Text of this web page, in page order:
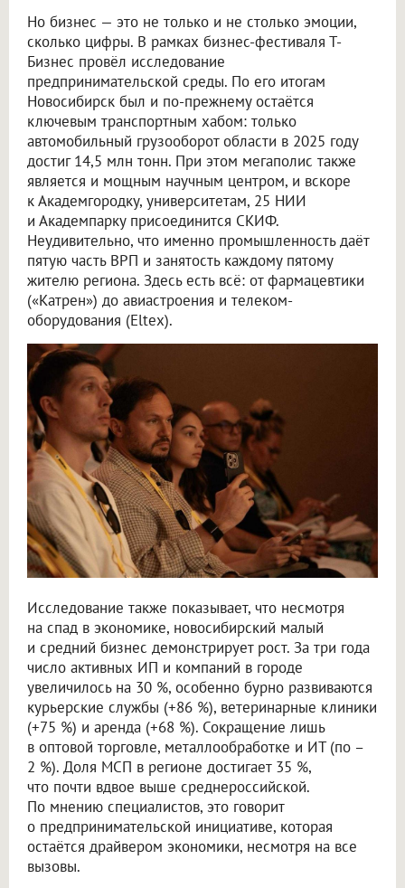
Но бизнес — это не только и не столько эмоции,
сколько цифры. В рамках бизнес-фестиваля Т-
Бизнес провёл исследование
предпринимательской среды. По его итогам
Новосибирск был и по-прежнему остаётся
ключевым транспортным хабом: только
автомобильный грузооборот области в 2025 году
достиг 14,5 млн тонн. При этом мегаполис также
является и мощным научным центром, и вскоре
к Академгородку, университетам, 25 НИИ
и Академпарку присоединится СКИФ.
Неудивительно, что именно промышленность даёт
пятую часть ВРП и занятость каждому пятому
жителю региона. Здесь есть всё: от фармацевтики
(«Катрен») до авиастроения и телеком-
оборудования (Eltex).
Исследование также показывает, что несмотря
на спад в экономике, новосибирский малый
и средний бизнес демонстрирует рост. За три года
число активных ИП и компаний в городе
увеличилось на 30 %, особенно бурно развиваются
курьерские службы (+86 %), ветеринарные клиники
(+75 %) и аренда (+68 %). Сокращение лишь
в оптовой торговле, металлообработке и ИТ (по –
2 %). Доля МСП в регионе достигает 35 %,
что почти вдвое выше среднероссийской.
По мнению специалистов, это говорит
о предпринимательской инициативе, которая
остаётся драйвером экономики, несмотря на все
вызовы.